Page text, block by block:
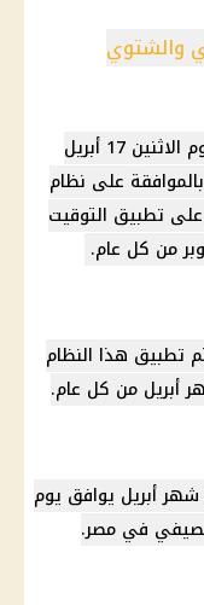
والشتوي
، اليوم الاثنين 17 أبريل
تطبيق التوقيت
من كل عام.
تطبيق هذا النظام
من كل عام.
أبريل يوافق يوم
في مصر.